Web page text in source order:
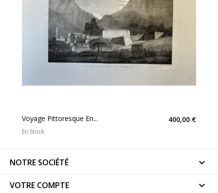
Voyage Pittoresque En... 400,00 €
En Stock
NOTRE SOCIÉTÉ 
VOTRE COMPTE 